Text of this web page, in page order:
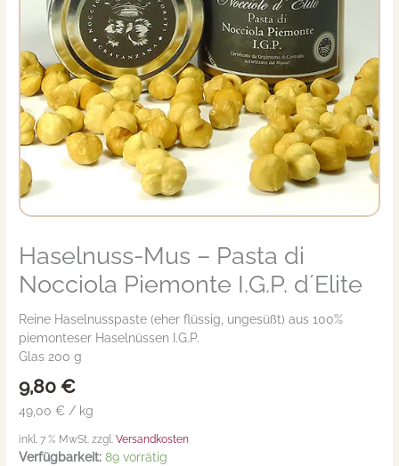
Haselnuss-Mus – Pasta di
Nocciola Piemonte I.G.P. d´Elite
Reine Haselnusspaste (eher flüssig, ungesüßt) aus 100%
piemonteser Haselnüssen I.G.P.
Glas 200 g
9,80€
49,00 € / kg
inkl. 7 % MwSt. zzgl.Versandkosten
Verfügbarkeit: 89 vorrätig
Haselnuss-
Mus
di
Nocciola
Piemonte
I.G.P.
d
´Elite
Menge